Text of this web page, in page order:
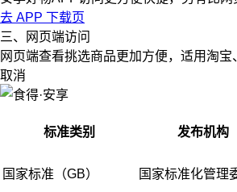
去 APP 下载页
三、网页端访问
网页端查看挑选商品更加方便，适用淘
取消
标准类别 发布机构
国家标准（GB） 国家标准化管理